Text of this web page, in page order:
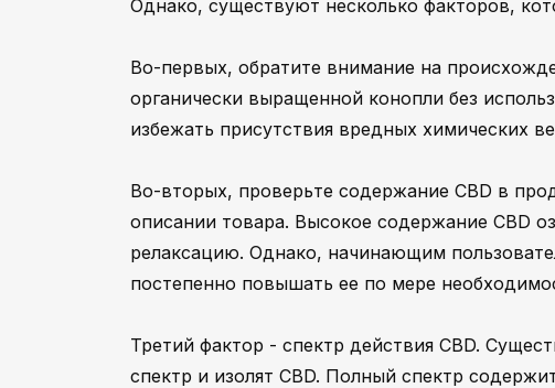
Однако, существуют несколько факторов,
Во-первых, обратите внимание на
органически выращенной конопли без
избежать присутствия вредных химических
Во-вторых, проверьте содержание CBD в
описании товара. Высокое содержание CBD
релаксацию. Однако, начинающим
постепенно повышать ее по мере
Третий фактор - спектр действия CBD.
спектр и изолят CBD. Полный спектр